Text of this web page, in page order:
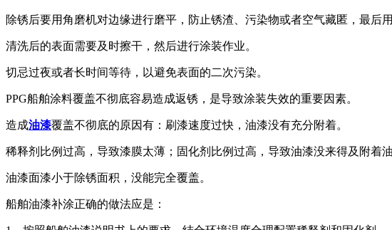
除锈后要用角磨机对边缘进行磨平，防止锈渣、污染物或者空气藏匿，最后
清洗后的表面需要及时擦干，然后进行涂装作业。
切忌过夜或者长时间等待，以避免表面的二次污染。
PPG船舶涂料覆盖不彻底容易造成返锈，是导致涂装失效的重要因素。
造成油漆覆盖不彻底的原因有：刷漆速度过快，油漆没有充分附着。
稀释剂比例过高，导致漆膜太薄；固化剂比例过高，导致油漆没来得及附着油
油漆面漆小于除锈面积，没能完全覆盖。
船舶油漆补涂正确的做法应是：